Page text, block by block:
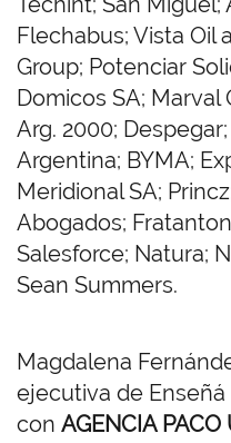
Flechabus; Vista Oil
Group; Potenciar
Domicos SA; Marval
Arg. 2000;
Argentina; BYMA;
Meridional SA;
Abogados;
Salesforce; Natura;
Sean Summers.
Magdalena
ejecutiva de
con AGENCIA PACO